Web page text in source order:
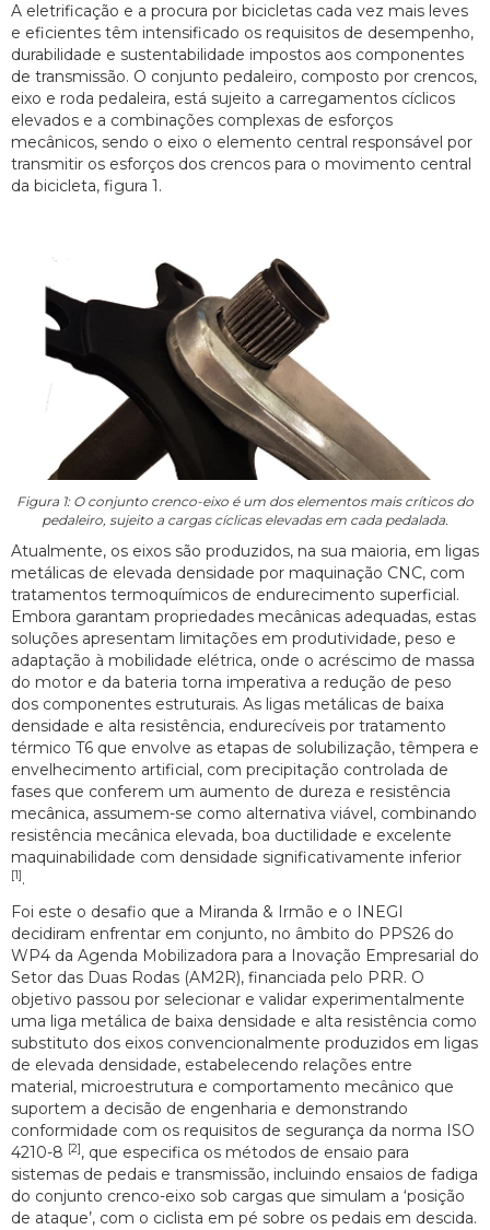
A eletrificação e a procura por bicicletas cada vez mais leves
e eficientes têm intensificado os requisitos de desempenho,
durabilidade e sustentabilidade impostos aos componentes
de transmissão. O conjunto pedaleiro, composto por crencos,
eixo e roda pedaleira, está sujeito a carregamentos cíclicos
elevados e a combinações complexas de esforços
mecânicos, sendo o eixo o elemento central responsável por
transmitir os esforços dos crencos para o movimento central
da bicicleta, figura 1.
Figura 1: O conjunto crenco-eixo é um dos elementos mais críticos do
pedaleiro, sujeito a cargas cíclicas elevadas em cada pedalada.
Atualmente, os eixos são produzidos, na sua maioria, em ligas
metálicas de elevada densidade por maquinação CNC, com
tratamentos termoquímicos de endurecimento superficial.
Embora garantam propriedades mecânicas adequadas, estas
soluções apresentam limitações em produtividade, peso e
adaptação à mobilidade elétrica, onde o acréscimo de massa
do motor e da bateria torna imperativa a redução de peso
dos componentes estruturais. As ligas metálicas de baixa
densidade e alta resistência, endurecíveis por tratamento
térmico T6 que envolve as etapas de solubilização, têmpera e
envelhecimento artificial, com precipitação controlada de
fases que conferem um aumento de dureza e resistência
mecânica, assumem-se como alternativa viável, combinando
resistência mecânica elevada, boa ductilidade e excelente
maquinabilidade com densidade significativamente inferior
[1] .
Foi este o desafio que a Miranda & Irmão e o INEGI
decidiram enfrentar em conjunto, no âmbito do PPS26 do
WP4 da Agenda Mobilizadora para a Inovação Empresarial do
Setor das Duas Rodas (AM2R), financiada pelo PRR. O
objetivo passou por selecionar e validar experimentalmente
uma liga metálica de baixa densidade e alta resistência como
substituto dos eixos convencionalmente produzidos em ligas
de elevada densidade, estabelecendo relações entre
material, microestrutura e comportamento mecânico que
suportem a decisão de engenharia e demonstrando
conformidade com os requisitos de segurança da norma ISO
4210-8 [2] , que especifica os métodos de ensaio para
sistemas de pedais e transmissão, incluindo ensaios de fadiga
do conjunto crenco-eixo sob cargas que simulam a ‘posição
de ataque’, com o ciclista em pé sobre os pedais em descida.